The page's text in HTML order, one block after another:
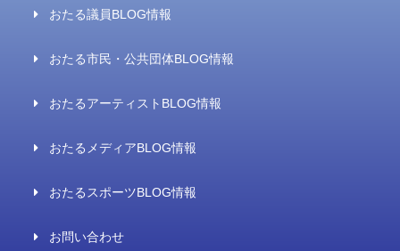
おたる議員BLOG情報
おたる市民・公共団体BLOG情報
おたるアーティストBLOG情報
おたるメディアBLOG情報
おたるスポーツBLOG情報
お問い合わせ